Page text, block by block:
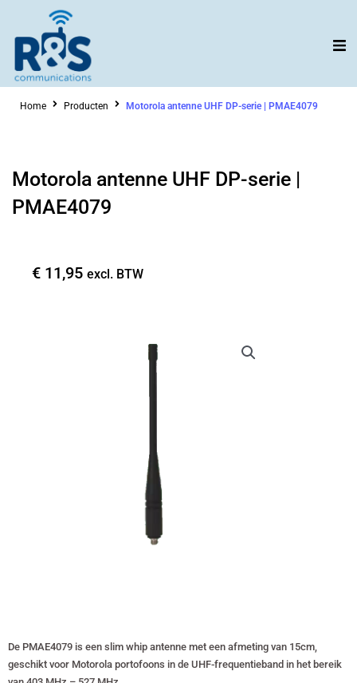
inhoud
Home Producten Motorola antenne UHF DP-serie | PMAE4079
Motorola antenne UHF DP-serie |
PMAE4079
€ 11,95 excl. BTW
De PMAE4079 is een slim whip antenne met een afmeting van 15cm,
geschikt voor Motorola portofoons in de UHF-frequentieband in het bereik